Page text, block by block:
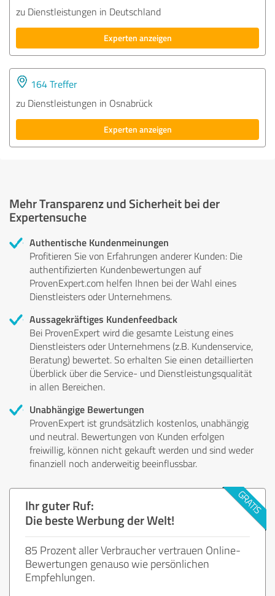
zu Dienstleistungen in Deutschland
Experten anzeigen
164 Treffer
zu Dienstleistungen in Osnabrück
Experten anzeigen
Mehr Transparenz und Sicherheit bei der
Expertensuche
Authentische Kundenmeinungen
Profitieren Sie von Erfahrungen anderer Kunden: Die
authentifizierten Kundenbewertungen auf
ProvenExpert.com helfen Ihnen bei der Wahl eines
Dienstleisters oder Unternehmens.
Aussagekräftiges Kundenfeedback
Bei ProvenExpert wird die gesamte Leistung eines
Dienstleisters oder Unternehmens (z.B. Kundenservice,
Beratung) bewertet. So erhalten Sie einen detaillierten
Überblick über die Service- und Dienstleistungsqualität
in allen Bereichen.
Unabhängige Bewertungen
ProvenExpert ist grundsätzlich kostenlos, unabhängig
und neutral. Bewertungen von Kunden erfolgen
freiwillig, können nicht gekauft werden und sind weder
finanziell noch anderweitig beeinflussbar.
Ihr guter Ruf:
Die beste Werbung der Welt!
85 Prozent aller Verbraucher vertrauen Online-
Bewertungen genauso wie persönlichen
Empfehlungen.